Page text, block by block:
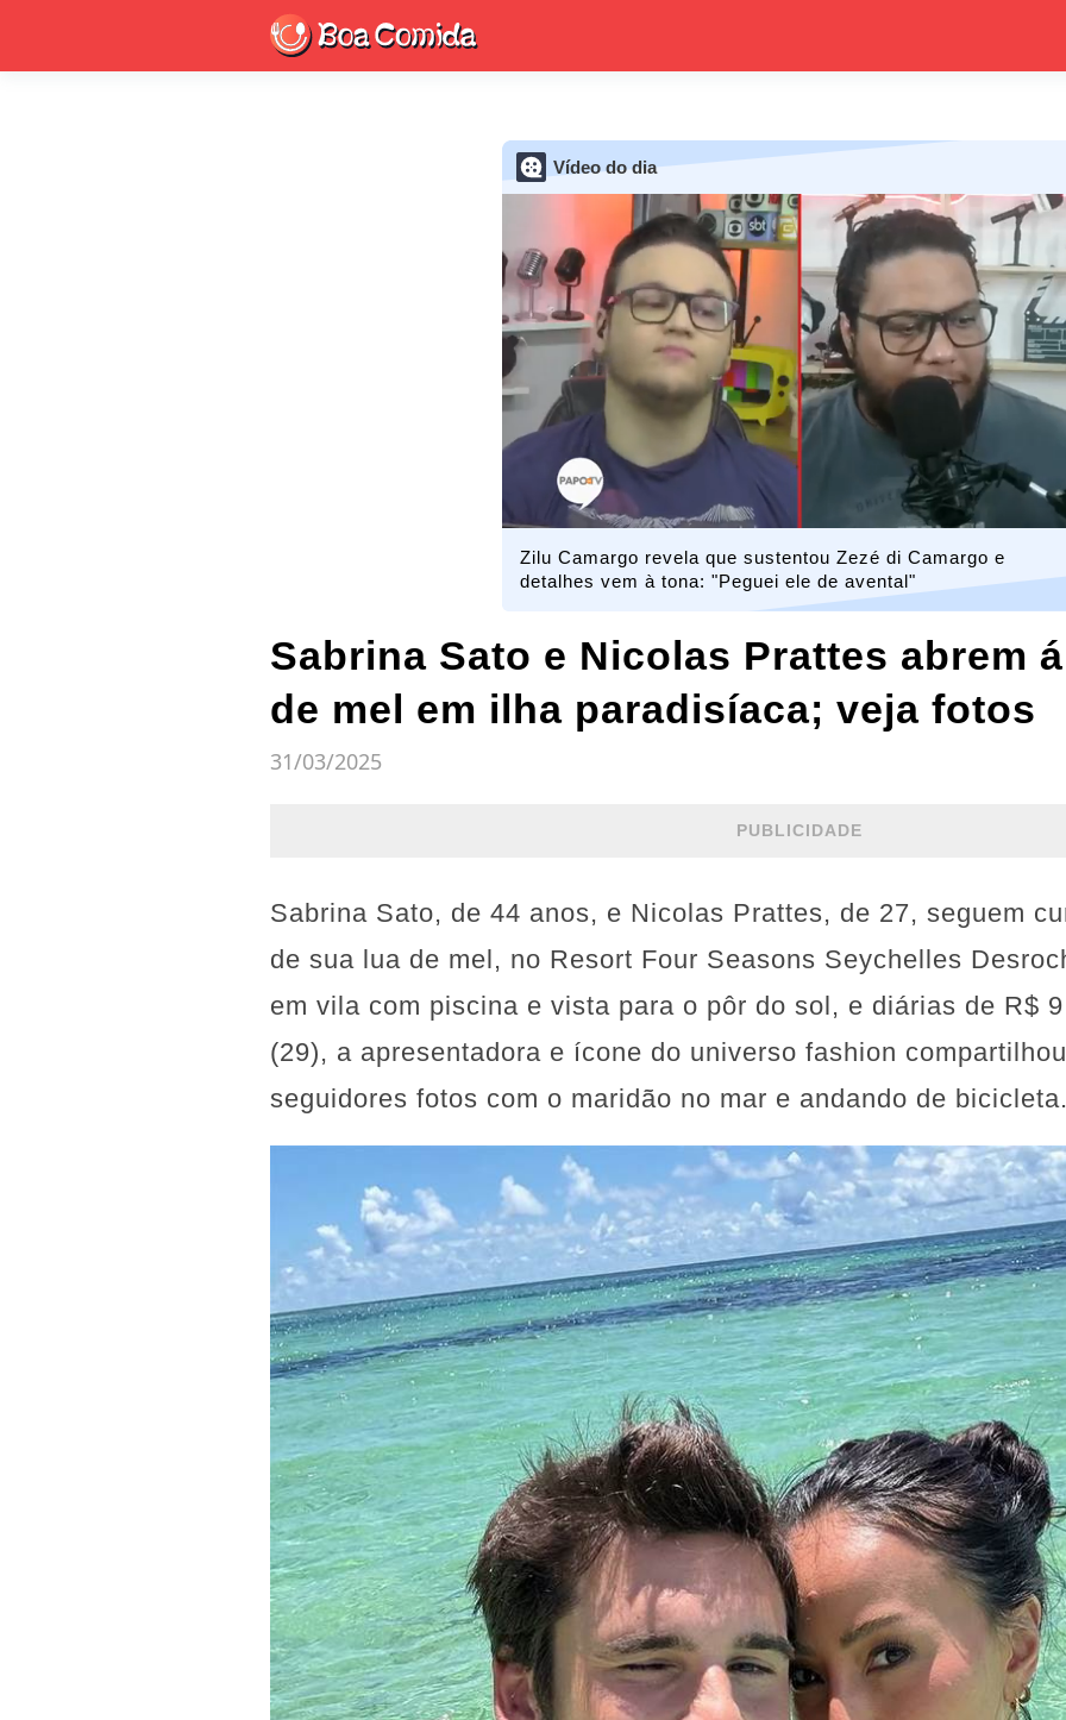
Vídeo do dia
Zilu Camargo revela que sustentou Zezé di Camargo e
detalhes vem à tona: "Peguei ele de avental"
Sabrina Sato e Nicolas Prattes abrem
de mel em ilha paradisíaca; veja fotos
31/03/2025
PUBLICIDADE
Sabrina Sato, de 44 anos, e Nicolas Prattes, de 27, seguem
de sua lua de mel, no Resort Four Seasons Seychelles
em vila com piscina e vista para o pôr do sol, e diárias de R$
(29), a apresentadora e ícone do universo fashion
seguidores fotos com o maridão no mar e andando de